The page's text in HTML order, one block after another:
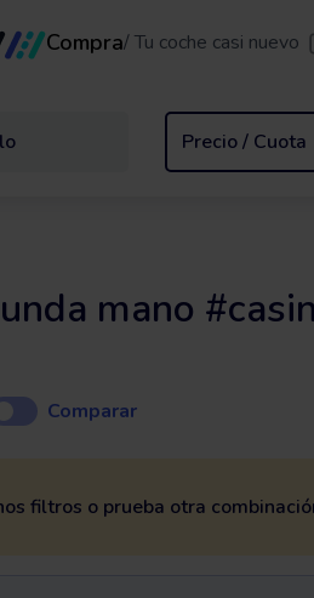
Compra/Tu coche casi nuevo
Precio / Cuota
mano
Comparar
filtros o prueba otra